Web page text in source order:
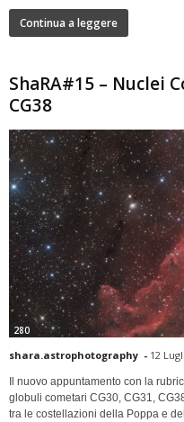
Continua a leggere
ShaRA#15 – Nuclei
CG38
280
shara.astrophotography - 12
Il nuovo appuntamento con la
globuli cometari CG30, CG31,
tra le costellazioni della Poppa e